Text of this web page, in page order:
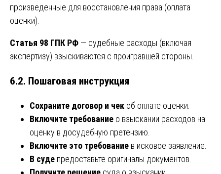
произведенные для восстановления права (оплата
оценки).
Статья 98 ГПК РФ — судебные расходы (включая
экспертизу) взыскиваются с проигравшей стороны.
6.2. Пошаговая инструкция
Сохраните договор и чек об оплате оценки.
Включите требование о взыскании расходов на
оценку в досудебную претензию.
Включите это требование в исковое заявление.
В суде предоставьте оригиналы документов.